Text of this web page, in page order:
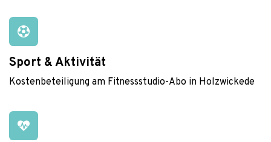
Sport & Aktivität
Kostenbeteiligung am Fitnessstudio-Abo in Holzwickede